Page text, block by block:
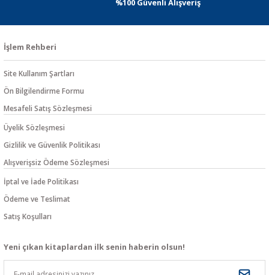
%100 Güvenli Alışveriş
İşlem Rehberi
Site Kullanım Şartları
Ön Bilgilendirme Formu
Mesafeli Satış Sözleşmesi
Üyelik Sözleşmesi
Gizlilik ve Güvenlik Politikası
Alışverişsiz Ödeme Sözleşmesi
İptal ve İade Politikası
Ödeme ve Teslimat
Satış Koşulları
Yeni çıkan kitaplardan ilk senin haberin olsun!